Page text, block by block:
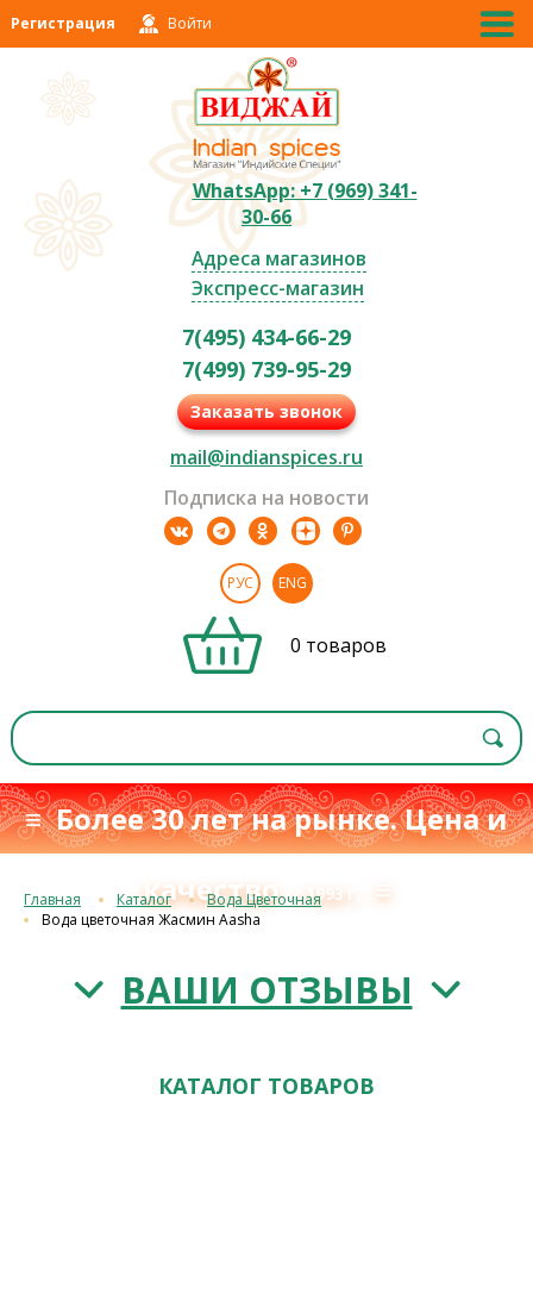
Регистрация Войти
WhatsApp: +7 (969) 341-
30-66
Адреса магазинов
Экспресс-магазин
7(495) 434-66-29
7(499) 739-95-29
Заказать звонок
mail@indianspices.ru
Подписка на новости
РУС ENG
0 товаров
≡ Более 30 лет на рынке. Цена и
качествос 1993 г. ≡
Главная Каталог
Вода Цветочная
Вода цветочная Жасмин Aasha
ВАШИ ОТЗЫВЫ
КАТАЛОГ ТОВАРОВ